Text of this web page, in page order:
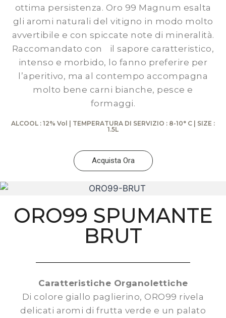
ottima persistenza. Oro 99 Magnum esalta
gli aromi naturali del vitigno in modo molto
avvertibile e con spiccate note di mineralità.
Raccomandato con il sapore caratteristico,
intenso e morbido, lo fanno preferire per
l’aperitivo, ma al contempo accompagna
molto bene carni bianche, pesce e
formaggi.
ALCOOL : 12% Vol | TEMPERATURA DI SERVIZIO : 8-10° C | SIZE :
1.5L
Acquista Ora
ORO99 SPUMANTE
BRUT
Caratteristiche Organolettiche
Di colore giallo paglierino, ORO99 rivela
delicati aromi di frutta verde e un palato